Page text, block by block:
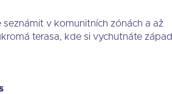
v komunitních zónách a až
terasa, kde si vychutnáte západ